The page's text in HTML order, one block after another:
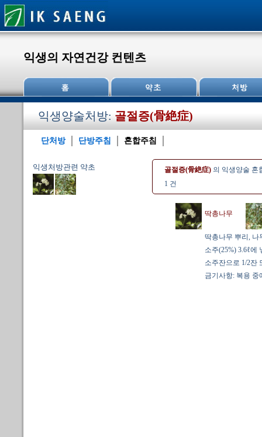
익생의 자연건강 컨텐츠
익생양술처방: 골절증(骨絶症)
단처방 단방주침 혼합주침
익생처방관련 약초 골절증(骨絶症) 의 익생양술 혼
1 건
딱총나무
딱총나무 뿌리, 나
소주(25%) 3.6ℓ에
소주잔으로 1/2잔
금기사항: 복용 중